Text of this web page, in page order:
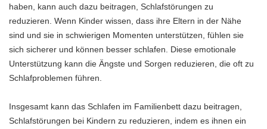
haben, kann auch dazu beitragen, Schlafstörungen zu
reduzieren. Wenn Kinder wissen, dass ihre Eltern in der Nähe
sind und sie in schwierigen Momenten unterstützen, fühlen sie
sich sicherer und können besser schlafen. Diese emotionale
Unterstützung kann die Ängste und Sorgen reduzieren, die oft zu
Schlafproblemen führen.
Insgesamt kann das Schlafen im Familienbett dazu beitragen,
Schlafstörungen bei Kindern zu reduzieren, indem es ihnen ein